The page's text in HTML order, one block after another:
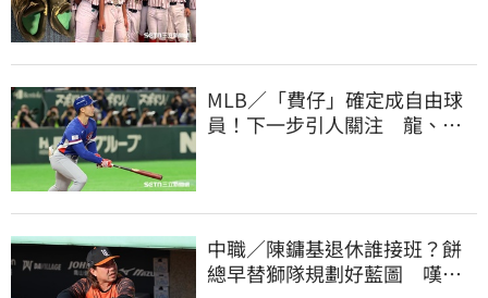
MLB／「費仔」確定成自由球
員！下一步引人關注 龍、獅
中職／陳鏞基退休誰接班？餅
總早替獅隊規劃好藍圖 嘆新